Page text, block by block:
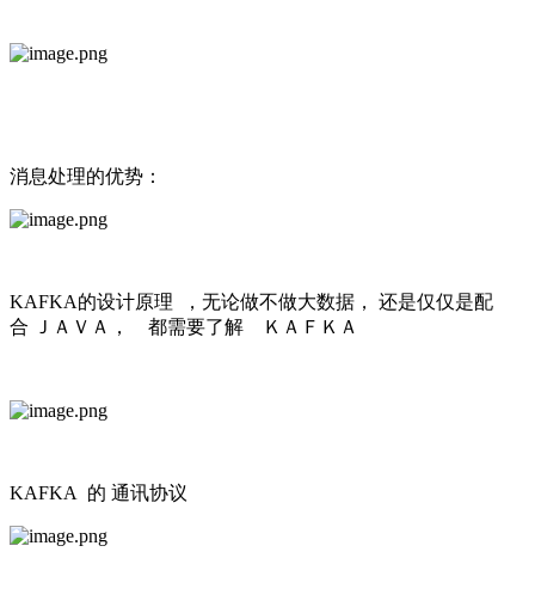
消息处理的优势：
KAFKA的设计原理 ，无论做不做大数据， 还是仅仅是配
合 ＪＡＶＡ， 都需要了解 ＫＡＦＫＡ
KAFKA 的 通讯协议